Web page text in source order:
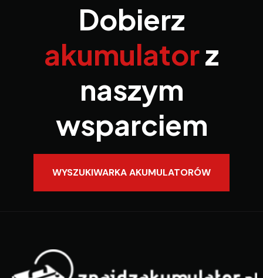
Dobierz
akumulatorz
naszym
wsparciem
WYSZUKIWARKA AKUMULATORÓW